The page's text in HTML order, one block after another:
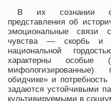
В их сознании
представления об
эмоциональные связи
чувства — скорбь и
национальной
характерны
мифологизированные)
обидчике» и
задаются устойчивыми
культивируемыми в